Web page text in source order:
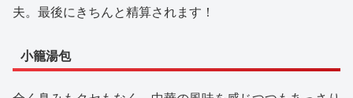
夫。最後にきちんと精算されます！
小籠湯包